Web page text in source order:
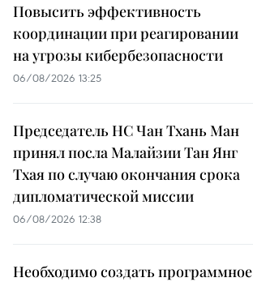
Повысить эффективность
координации при реагировании
на угрозы кибербезопасности
06/08/2026 13:25
Председатель НС Чан Тхань Ман
принял посла Малайзии Тан Янг
Тхая по случаю окончания срока
дипломатической миссии
06/08/2026 12:38
Необходимо создать программное